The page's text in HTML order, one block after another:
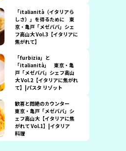
「italianità（イタリアら
しさ）」を得るために 東
京・亀戸「メゼババ」シェ
フ高山大 Vol.3【イタリアに
焦がれて】
「furbizia」と
「italianità」 東京・亀
戸「メゼババ」シェフ高山
大 Vol.2【イタリアに焦がれ
て】|パスタ リゾット
歓喜と悶絶のカウンター
東京・亀戸「メゼババ」シ
ェフ高山大【イタリアに焦
がれて Vol.1】|イタリア
料理